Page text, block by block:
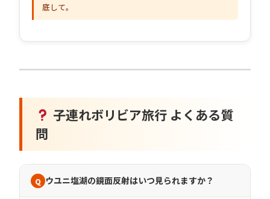
底して。
子連れボリビア旅行 よくある質
問
Q ウユニ塩湖の鏡面反射はいつ見られますか？